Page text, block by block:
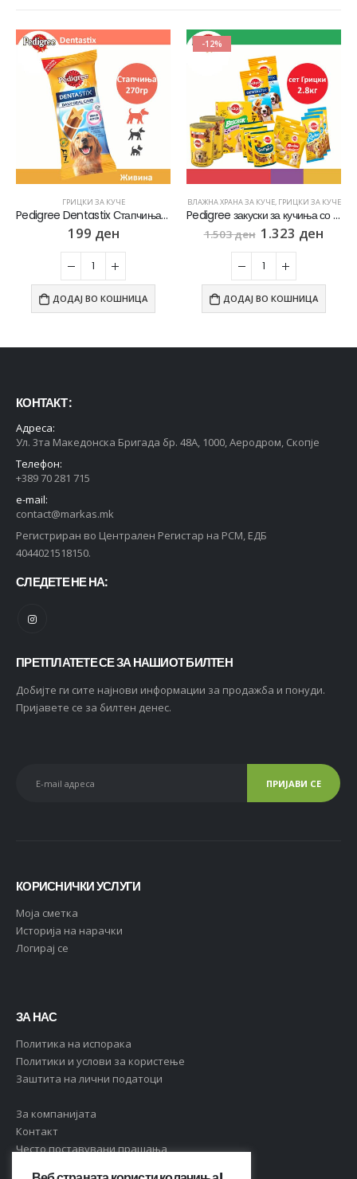
ГРИЦКИ ЗА КУЧЕ
Pedigree Dentastix Стапчиња со вкус на Пилешко [Кесичка 270]
199 ден
ДОДАЈ ВО КОШНИЦА
-12%
ВЛАЖНА ХРАНА ЗА КУЧЕ, ГРИЦКИ ЗА КУЧЕ
Pedigree закуски за кучиња со среден раст, сет од 2.8кг
1.503ден 1.323 ден
ДОДАЈ ВО КОШНИЦА
КОНТАКТ :
Адреса:
Ул. 3та Македонска Бригада бр. 48А, 1000, Аеродром, Скопје
Телефон:
+389 70 281 715
e-mail:
contact@markas.mk
Регистриран во Централен Регистар на РСМ, ЕДБ
4044021518150.
СЛЕДЕТЕ НЕ НА:
ПРЕТПЛАТЕТЕ СЕ ЗА НАШИОТ БИЛТЕН
Добијте ги сите најнови информации за продажба и понуди.
Пријавете се за билтен денес.
КОРИСНИЧКИ УСЛУГИ
Moja сметка
Историја на нарачки
Логирај се
ЗА НАС
Политика на испорака
Политики и услови за користење
Заштита на лични податоци
За компанијата
Контакт
Често поставувани прашања